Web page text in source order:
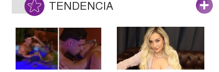
TENDENCIA